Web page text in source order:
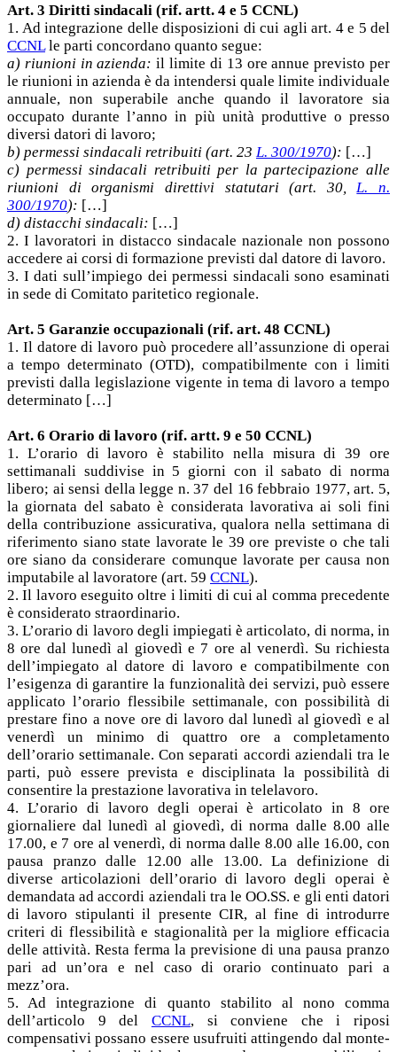
Art. 3 Diritti sindacali (rif. artt. 4 e 5 CCNL)
1. Ad integrazione delle disposizioni di cui agli art. 4 e 5 del
CCNLle parti concordano quanto segue:
a) riunioni in azienda: il limite di 13 ore annue previsto per
le riunioni in azienda è da intendersi quale limite individuale
annuale, non superabile anche quando il lavoratore sia
occupato durante l’anno in più unità produttive o presso
diversi datori di lavoro;
b) permessi sindacali retribuiti (art. 23 L. 300/1970): […]
c) permessi sindacali retribuiti per la partecipazione alle
riunioni di organismi direttivi statutari (art. 30, L. n.
300/1970): […]
d) distacchi sindacali: […]
2. I lavoratori in distacco sindacale nazionale non possono
accedere ai corsi di formazione previsti dal datore di lavoro.
3. I dati sull’impiego dei permessi sindacali sono esaminati
in sede di Comitato paritetico regionale.
Art. 5 Garanzie occupazionali (rif. art. 48 CCNL)
1. Il datore di lavoro può procedere all’assunzione di operai
a tempo determinato (OTD), compatibilmente con i limiti
previsti dalla legislazione vigente in tema di lavoro a tempo
determinato […]
Art. 6 Orario di lavoro (rif. artt. 9 e 50 CCNL)
1. L’orario di lavoro è stabilito nella misura di 39 ore
settimanali suddivise in 5 giorni con il sabato di norma
libero; ai sensi della legge n. 37 del 16 febbraio 1977, art. 5,
la giornata del sabato è considerata lavorativa ai soli fini
della contribuzione assicurativa, qualora nella settimana di
riferimento siano state lavorate le 39 ore previste o che tali
ore siano da considerare comunque lavorate per causa non
imputabile al lavoratore (art. 59 CCNL).
2. Il lavoro eseguito oltre i limiti di cui al comma precedente
è considerato straordinario.
3. L’orario di lavoro degli impiegati è articolato, di norma, in
8 ore dal lunedì al giovedì e 7 ore al venerdì. Su richiesta
dell’impiegato al datore di lavoro e compatibilmente con
l’esigenza di garantire la funzionalità dei servizi, può essere
applicato l’orario flessibile settimanale, con possibilità di
prestare fino a nove ore di lavoro dal lunedì al giovedì e al
venerdì un minimo di quattro ore a completamento
dell’orario settimanale. Con separati accordi aziendali tra le
parti, può essere prevista e disciplinata la possibilità di
consentire la prestazione lavorativa in telelavoro.
4. L’orario di lavoro degli operai è articolato in 8 ore
giornaliere dal lunedì al giovedì, di norma dalle 8.00 alle
17.00, e 7 ore al venerdì, di norma dalle 8.00 alle 16.00, con
pausa pranzo dalle 12.00 alle 13.00. La definizione di
diverse articolazioni dell’orario di lavoro degli operai è
demandata ad accordi aziendali tra le OO.SS. e gli enti datori
di lavoro stipulanti il presente CIR, al fine di introdurre
criteri di flessibilità e stagionalità per la migliore efficacia
delle attività. Resta ferma la previsione di una pausa pranzo
pari ad un’ora e nel caso di orario continuato pari a
mezz’ora.
5. Ad integrazione di quanto stabilito al nono comma
dell’articolo 9 del CCNL, si conviene che i riposi
compensativi possano essere usufruiti attingendo dal monte-